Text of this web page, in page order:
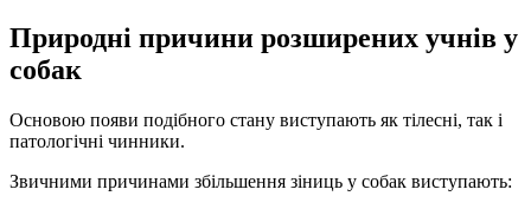
Природні причини розширених учнів у
собак
Основою появи подібного стану виступають як тілесні, так і
патологічні чинники.
Звичними причинами збільшення зіниць у собак виступають: